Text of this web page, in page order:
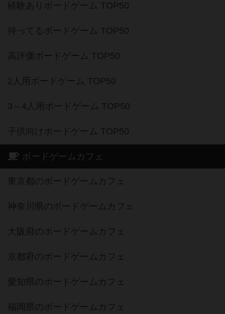
経験ありボードゲーム TOP50
持ってるボードゲーム TOP50
高評価ボードゲーム TOP50
2人用ボードゲーム TOP50
3～4人用ボードゲーム TOP50
子供向けボードゲーム TOP50
ボードゲームカフェ
東京都のボードゲームカフェ
神奈川県のボードゲームカフェ
大阪府のボードゲームカフェ
京都府のボードゲームカフェ
愛知県のボードゲームカフェ
福岡県のボードゲームカフェ